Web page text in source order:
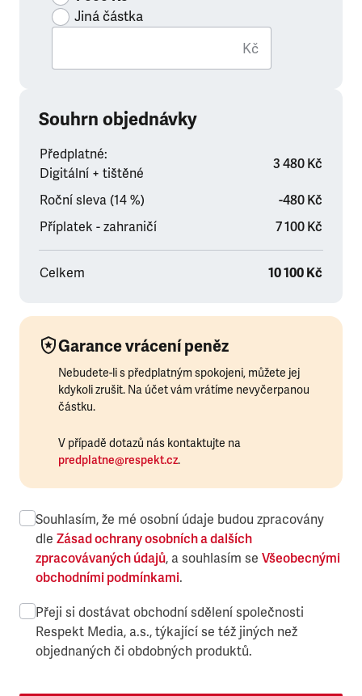
Jiná částka
Kč
Souhrn objednávky
Předplatné:
Digitální + tištěné
3 480 Kč
Roční sleva (14 %)
-480 Kč
Příplatek - zahraničí
7 100 Kč
Celkem 10 100 Kč
Garance vrácení peněz
Nebudete-li s předplatným spokojeni, můžete jej
kdykoli zrušit. Na účet vám vrátíme nevyčerpanou
částku.
V případě dotazů nás kontaktujte na
predplatne@respekt.cz.
Souhlasím, že mé osobní údaje budou zpracovány
dle Zásad ochrany osobních a dalších
zpracovávaných údajů, a souhlasím se Všeobecnými
obchodními podmínkami.
Přeji si dostávat obchodní sdělení společnosti
Respekt Media, a.s., týkající se též jiných než
objednaných či obdobných produktů.